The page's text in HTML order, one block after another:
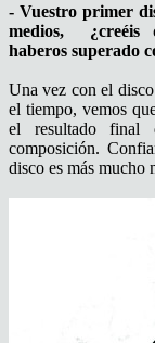
- Vuestro primer
medios, ¿creéis
haberos superado
Una vez con el
el tiempo, vemos
el resultado final
composición.
disco es más mucho